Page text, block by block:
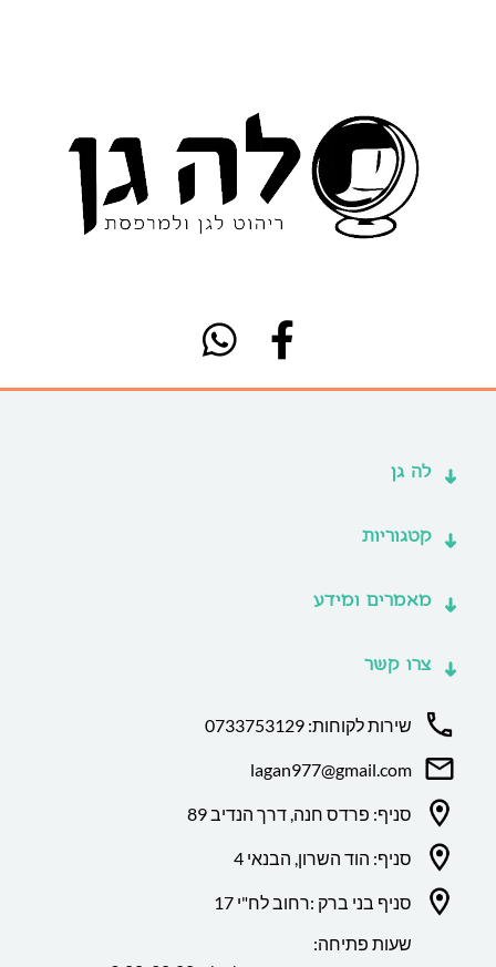
לה גן
קטגוריות
מאמרים ומידע
צרו קשר
שירות לקוחות: 0733753129
lagan977@gmail.com
סניף: פרדס חנה, דרך הנדיב 89
סניף: הוד השרון, הבנאי 4
סניף בני ברק :רחוב לח"י 17
שעות פתיחה: